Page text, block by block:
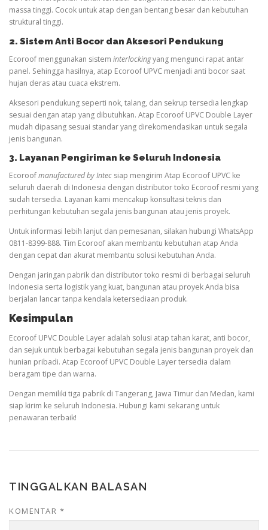
massa tinggi. Cocok untuk atap dengan bentang besar dan kebutuhan
struktural tinggi.
2. Sistem Anti Bocor dan Aksesori Pendukung
Ecoroof menggunakan sistem interlockingyang mengunci rapat antar
panel. Sehingga hasilnya, atap Ecoroof UPVC menjadi anti bocor saat
hujan deras atau cuaca ekstrem.
Aksesori pendukung seperti nok, talang, dan sekrup tersedia lengkap
sesuai dengan atap yang dibutuhkan. Atap Ecoroof UPVC Double Layer
mudah dipasang sesuai standar yang direkomendasikan untuk segala
jenis bangunan.
3. Layanan Pengiriman ke Seluruh Indonesia
Ecoroofmanufactured by Intec siap mengirim Atap Ecoroof UPVC ke
seluruh daerah di Indonesia dengan distributor toko Ecoroof resmi yang
sudah tersedia. Layanan kami mencakup konsultasi teknis dan
perhitungan kebutuhan segala jenis bangunan atau jenis proyek.
Untuk informasi lebih lanjut dan pemesanan, silakan hubungi WhatsApp
0811-8399-888. Tim Ecoroof akan membantu kebutuhan atap Anda
dengan cepat dan akurat membantu solusi kebutuhan Anda.
Dengan jaringan pabrik dan distributor toko resmi di berbagai seluruh
Indonesia serta logistik yang kuat, bangunan atau proyek Anda bisa
berjalan lancar tanpa kendala ketersediaan produk.
Kesimpulan
Ecoroof UPVC Double Layer adalah solusi atap tahan karat, anti bocor,
dan sejuk untuk berbagai kebutuhan segala jenis bangunan proyek dan
hunian pribadi. Atap Ecoroof UPVC Double Layer tersedia dalam
beragam tipe dan warna.
Dengan memiliki tiga pabrik di Tangerang, Jawa Timur dan Medan, kami
siap kirim ke seluruh Indonesia. Hubungi kami sekarang untuk
penawaran terbaik!
TINGGALKAN BALASAN
KOMENTAR *